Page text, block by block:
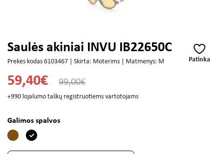
Patinka
Saulės akiniai INVU IB22650C
Prekės kodas 6103467 | Skirta: Moterims | Matmenys: M
59,40€ 99,00€
+990 lojalumo taškų registruotiems vartotojams
Galimos spalvos